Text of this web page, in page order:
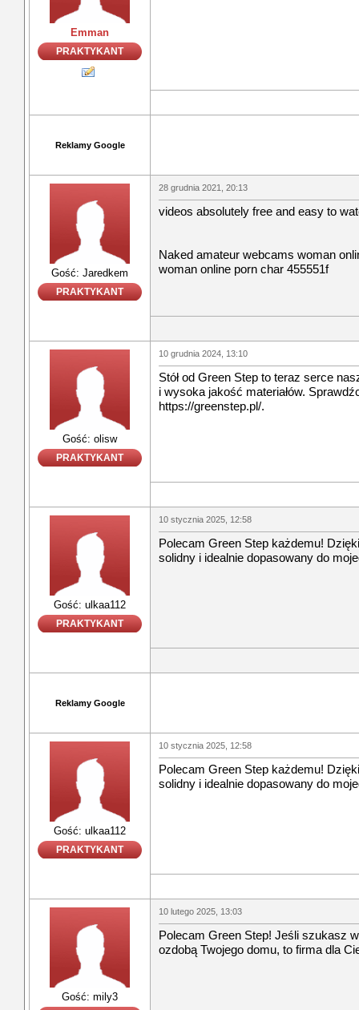
Emman
PRAKTYKANT
Reklamy Google
Gość: Jaredkem
PRAKTYKANT
28 grudnia 2021, 20:13
videos absolutely free and easy to
Naked amateur webcams woman
woman online porn char 455551f
Gość: olisw
PRAKTYKANT
10 grudnia 2024, 13:10
Stół od Green Step to teraz serce
i wysoka jakość materiałów.
https://greenstep.pl/.
Gość: ulkaa112
PRAKTYKANT
10 stycznia 2025, 12:58
Polecam Green Step każdemu!
solidny i idealnie dopasowany do
Reklamy Google
Gość: ulkaa112
PRAKTYKANT
10 stycznia 2025, 12:58
Polecam Green Step każdemu!
solidny i idealnie dopasowany do
Gość: mily3
10 lutego 2025, 13:03
Polecam Green Step! Jeśli szukasz
ozdobą Twojego domu, to firma dla